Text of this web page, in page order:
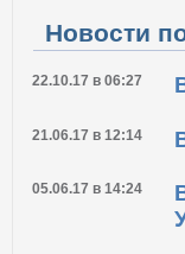
Новости
22.10.17 в 06:27
21.06.17 в 12:14
05.06.17 в 14:24